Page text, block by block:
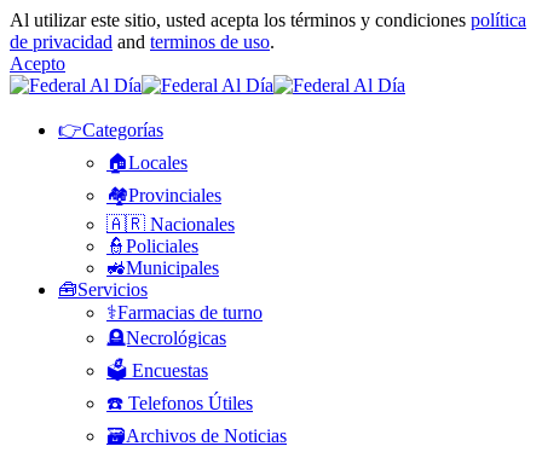
Al utilizar este sitio, usted acepta los términos y condiciones política
de privacidad and terminos de uso.
Acepto
👉Categorías
🏠Locales
🏘️Provinciales
🇦🇷 Nacionales
👮Policiales
🚜Municipales
🧰Servicios
⚕️Farmacias de turno
🪦Necrológicas
🗳️ Encuestas
☎️ Telefonos Útiles
🗃️Archivos de Noticias